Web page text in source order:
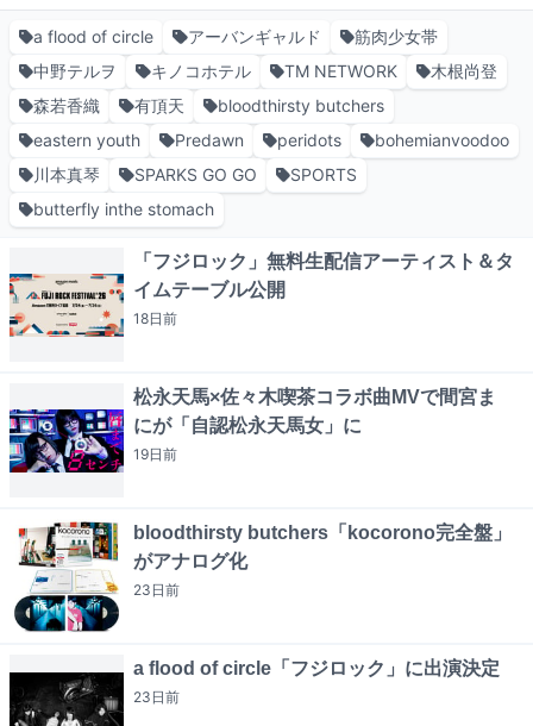
a flood of circle アーバンギャルド
筋肉少女帯
中野テルヲ
キノコホテル TM NETWORK
木根尚登
森若香織
有頂天
bloodthirsty butchers
eastern youth
Predawn peridots
bohemianvoodoo
川本真琴
SPARKS GO GO
SPORTS
butterfly inthe stomach
「フジロック」無料生配信アーティスト＆タ
イムテーブル公開
18日前
松永天馬×佐々木喫茶コラボ曲MVで間宮ま
にが「自認松永天馬女」に
19日前
bloodthirsty butchers「kocorono完全盤」
がアナログ化
23日前
a flood of circle「フジロック」に出演決定
23日前